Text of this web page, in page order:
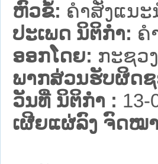
ຫົວຂໍ້: ຄຳສັ່ງແນະ
ປະເພດ ນິຕິກໍາ: ຄໍ
ອອກໂດຍ: ກະຊວ
ພາກສ່ວນຮັບຜິດ
ວັນທີ່ ນິຕິກໍາ : 13-
ເຜີຍແຜ່ລົງ ຈົດໝ